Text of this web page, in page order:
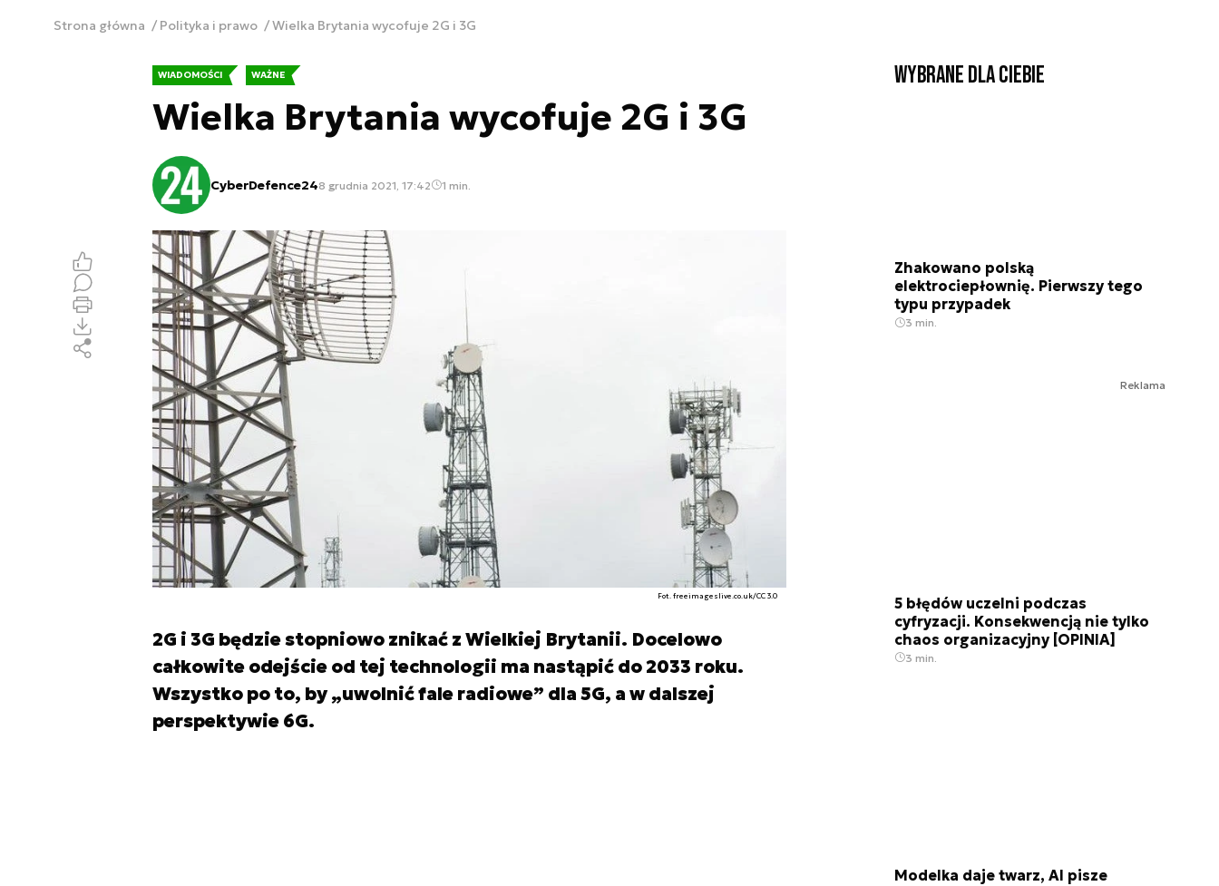
Strona główna Polityka i prawo Wielka Brytania wycofuje 2G i 3G
WIADOMOŚCI WAŻNE
Wielka Brytania wycofuje 2G i 3G
CyberDefence248 grudnia 2021, 17:42 1 min.
Fot. freeimageslive.co.uk/CC 3.0
2G i 3G będzie stopniowo znikać z Wielkiej Brytanii. Docelowo
całkowite odejście od tej technologii ma nastąpić do 2033 roku.
Wszystko po to, by „uwolnić fale radiowe” dla 5G, a w dalszej
perspektywie 6G.
Wybrane dla Ciebie
Zhakowano polską
elektrociepłownię. Pierwszy tego
typu przypadek
3 min.
Reklama
5 błędów uczelni podczas
cyfryzacji. Konsekwencją nie tylko
chaos organizacyjny [OPINIA]
3 min.
Modelka daje twarz, AI pisze